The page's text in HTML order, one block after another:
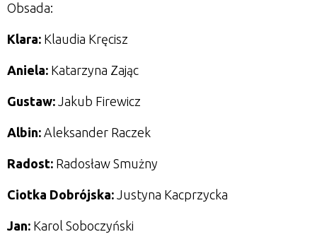
Obsada:
Klara: Klaudia Kręcisz
Aniela: Katarzyna Zając
Gustaw: Jakub Firewicz
Albin: Aleksander Raczek
Radost: Radosław Smużny
Ciotka Dobrójska: Justyna Kacprzycka
Jan: Karol Soboczyński